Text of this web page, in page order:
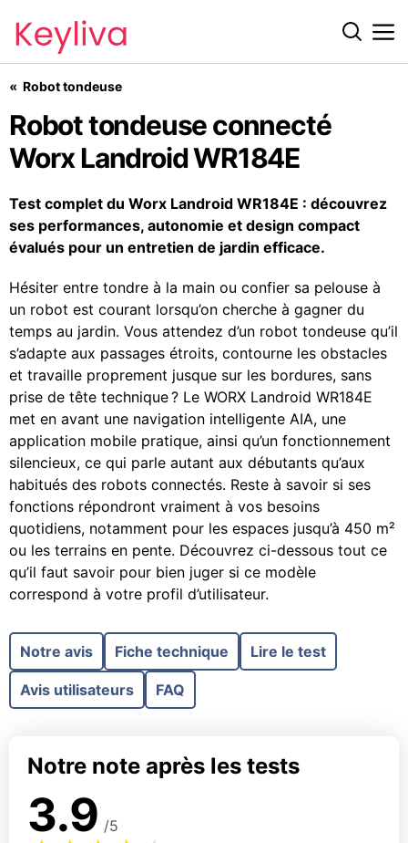
Robot tondeuse
Robot tondeuse connecté Worx Landroid WR184E
Robot tondeuse connecté
Worx Landroid WR184E
Test complet du Worx Landroid WR184E : découvrez
ses performances, autonomie et design compact
évalués pour un entretien de jardin efficace.
Hésiter entre tondre à la main ou confier sa pelouse à
un robot est courant lorsqu’on cherche à gagner du
temps au jardin. Vous attendez d’un robot tondeuse qu’il
s’adapte aux passages étroits, contourne les obstacles
et travaille proprement jusque sur les bordures, sans
prise de tête technique ? Le WORX Landroid WR184E
met en avant une navigation intelligente AIA, une
application mobile pratique, ainsi qu’un fonctionnement
silencieux, ce qui parle autant aux débutants qu’aux
habitués des robots connectés. Reste à savoir si ses
fonctions répondront vraiment à vos besoins
quotidiens, notamment pour les espaces jusqu’à 450 m²
ou les terrains en pente. Découvrez ci-dessous tout ce
qu’il faut savoir pour bien juger si ce modèle
correspond à votre profil d’utilisateur.
Notre avis Fiche technique Lire le test
Avis utilisateurs FAQ
Notre note après les tests
3.9 /5